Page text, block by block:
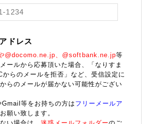
ドレス
@docomo.ne.jp、@softbank.ne.jp等
ールから応募頂いた場合、「なりすま
からのメールを拒否」など、受信設定に
らのメールが届かない可能性がござい
等をお持ちの方は フリーメールア
願い致します。